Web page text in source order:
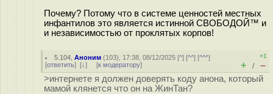
Почему? Потому что в системе ценностей местных
инфантилов это является истинной СВОБОДОЙ™ и
и независимостью от проклятых корпов!
5.104 ,Аноним (103), 17:38, 08/12/2025 [^] [^^] [^^^]
[ответить] [↓] [к модератору]
+1
+ / –
>интернете я должен доверять коду анона, который
мамой клянется что он на ЖинТан?